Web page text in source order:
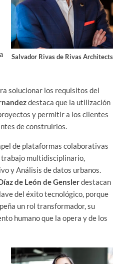
Salvador Rivas de Rivas Architects
solucionar los requisitos del
destaca que la utilización
y permitir a los clientes
de construirlos.
de plataformas colaborativas
multidisciplinario,
y Análisis de datos urbanos.
de León de Genslerdestacan
del éxito tecnológico, porque
un rol transformador, su
humano que la opera y de los